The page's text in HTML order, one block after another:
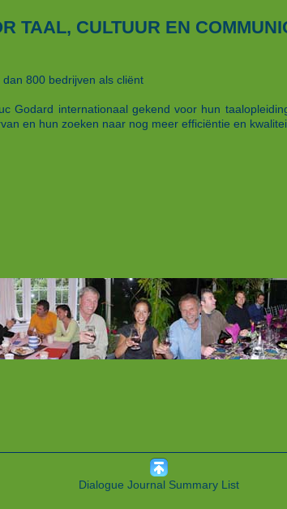
TAAL, CULTUUR EN
800 bedrijven als cliënt
Godard internationaal gekend voor hun
en hun zoeken naar nog meer efficiëntie en
Dialogue Journal Summary List